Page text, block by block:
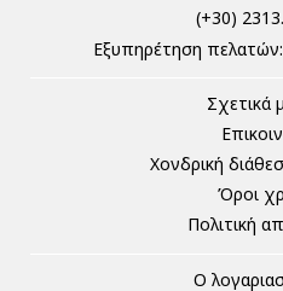
(+30)
Eξυπηρέτηση πελατών:
Σχετικά
Χονδρική
Όροι
Πολιτική
Ο